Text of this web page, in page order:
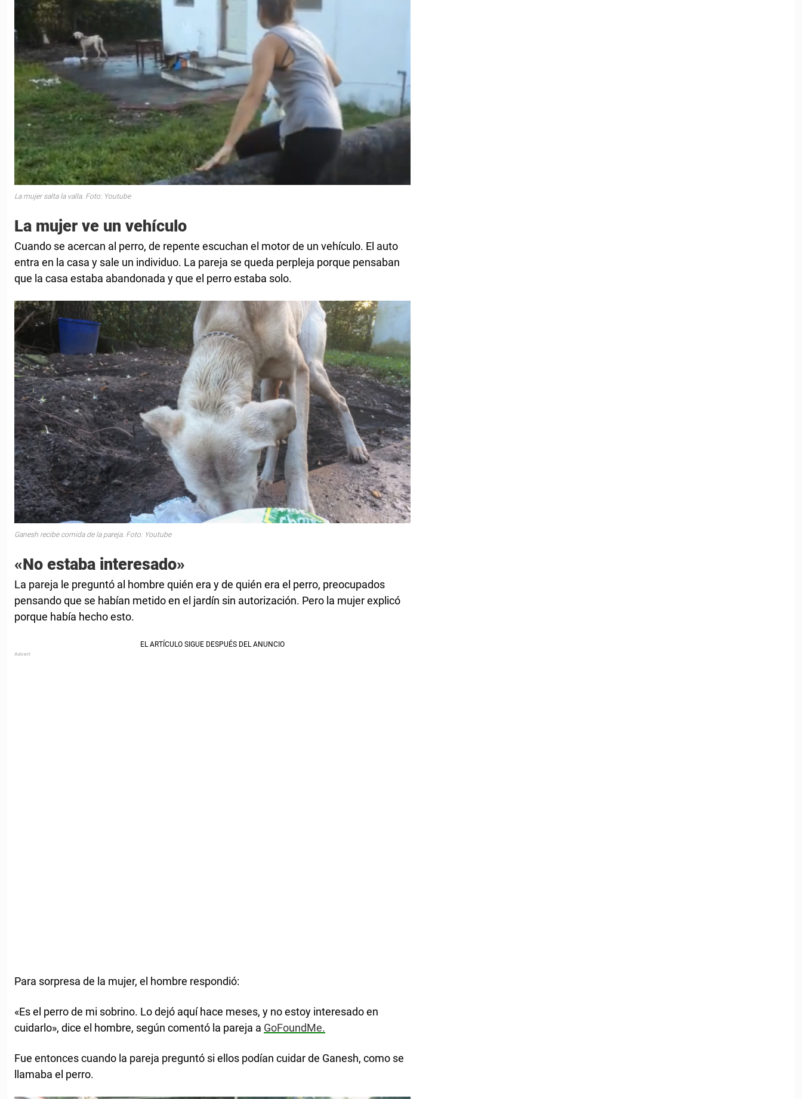
La mujer salta la valla. Foto: Youtube
La mujer ve un vehículo
Cuando se acercan al perro, de repente escuchan el motor de un vehículo. El auto
entra en la casa y sale un individuo. La pareja se queda perpleja porque pensaban
que la casa estaba abandonada y que el perro estaba solo.
Ganesh recibe comida de la pareja. Foto: Youtube
«No estaba interesado»
La pareja le preguntó al hombre quién era y de quién era el perro, preocupados
pensando que se habían metido en el jardín sin autorización. Pero la mujer explicó
porque había hecho esto.
Para sorpresa de la mujer, el hombre respondió:
«Es el perro de mi sobrino. Lo dejó aquí hace meses, y no estoy interesado en
cuidarlo», dice el hombre, según comentó la pareja a GoFoundMe.
Fue entonces cuando la pareja preguntó si ellos podían cuidar de Ganesh, como se
llamaba el perro.